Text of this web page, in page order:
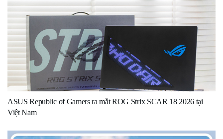
ASUS Republic of Gamers ra mắt ROG Strix SCAR 18 2026 tại
Việt Nam